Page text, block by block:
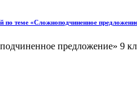
по теме «Сложноподчиненное
предложение» 9